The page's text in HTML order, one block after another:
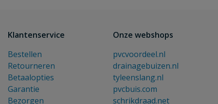
Klantenservice
Bestellen
Retourneren
Betaalopties
Garantie
Bezorgen
Onze webshops
pvcvoordeel.nl
drainagebuizen.nl
tyleenslang.nl
pvcbuis.com
schrikdraad.net